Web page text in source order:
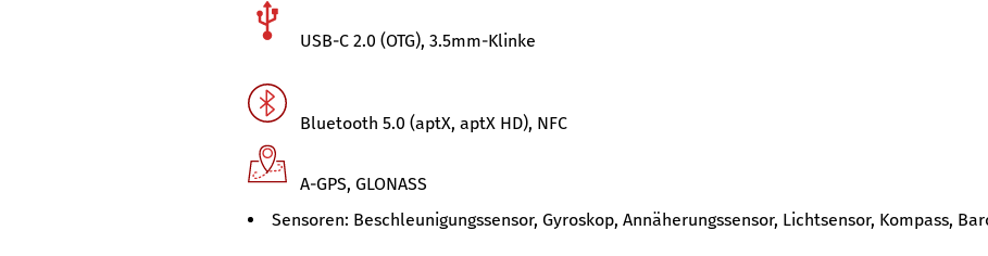
USB-C 2.0 (OTG), 3.5mm-Klinke
Bluetooth 5.0 (aptX, aptX HD), NFC
A-GPS, GLONASS
Sensoren: Beschleunigungssensor, Gyroskop, Annäherungssensor, Lichtsensor, Kompass,